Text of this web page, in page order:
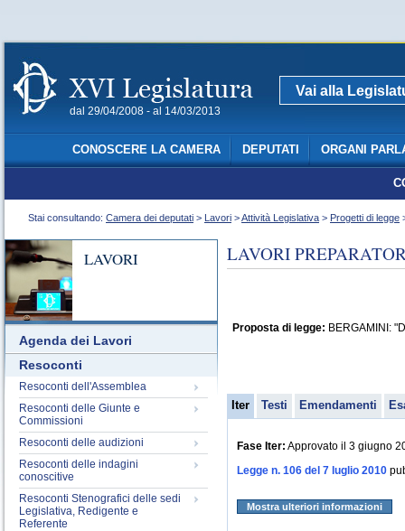
dal 29/04/2008 - al 14/03/2013
Vai alla
CONOSCERE LA CAMERA DEPUTATI ORGANI
Stai consultando: Camera dei deputati > Lavori >Attività Legislativa > Progetti di legge
LAVORI
Agenda dei Lavori
Resoconti
Resoconti dell'Assemblea
Resoconti delle Giunte e
Commissioni
Resoconti delle audizioni
Resoconti delle indagini
conoscitive
Resoconti Stenografici delle sedi
Legislativa, Redigente e
Referente
LAVORI
Proposta di legge: BERGAMINI:
Iter Testi Emendamenti
Fase Iter: Approvato il 3 giugno
Legge n. 106 del 7 luglio 2010
Mostra ulteriori informazioni